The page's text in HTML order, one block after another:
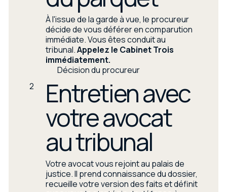
À l'issue de la garde à vue, le procureur
décide de vous déférer en comparution
immédiate. Vous êtes conduit au
tribunal.Appelez le Cabinet Trois
immédiatement.
Décision du procureur
2
Entretien avec
votre avocat
au tribunal
Votre avocat vous rejoint au palais de
justice. Il prend connaissance du dossier,
recueille votre version des faits et définit